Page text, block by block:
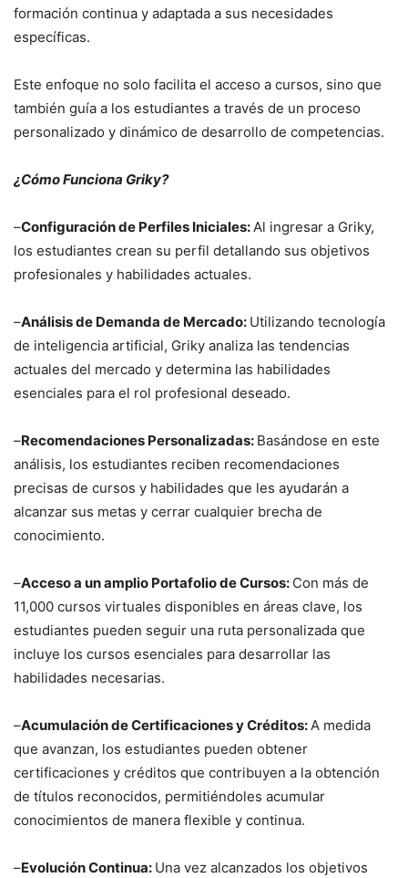
formación continua y adaptada a sus necesidades
específicas.
Este enfoque no solo facilita el acceso a cursos, sino que
también guía a los estudiantes a través de un proceso
personalizado y dinámico de desarrollo de competencias.
¿Cómo Funciona Griky?
–Configuración de Perfiles Iniciales:Al ingresar a Griky,
los estudiantes crean su perfil detallando sus objetivos
profesionales y habilidades actuales.
–Análisis de Demanda de Mercado: Utilizando tecnología
de inteligencia artificial, Griky analiza las tendencias
actuales del mercado y determina las habilidades
esenciales para el rol profesional deseado.
–Recomendaciones Personalizadas: Basándose en este
análisis, los estudiantes reciben recomendaciones
precisas de cursos y habilidades que les ayudarán a
alcanzar sus metas y cerrar cualquier brecha de
conocimiento.
–Acceso a un amplio Portafolio de Cursos: Con más de
11,000 cursos virtuales disponibles en áreas clave, los
estudiantes pueden seguir una ruta personalizada que
incluye los cursos esenciales para desarrollar las
habilidades necesarias.
–Acumulación de Certificaciones y Créditos:A medida
que avanzan, los estudiantes pueden obtener
certificaciones y créditos que contribuyen a la obtención
de títulos reconocidos, permitiéndoles acumular
conocimientos de manera flexible y continua.
–Evolución Continua: Una vez alcanzados los objetivos